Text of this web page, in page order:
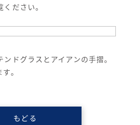
ださい。
ドグラスとアイアンの手摺。
。
もどる